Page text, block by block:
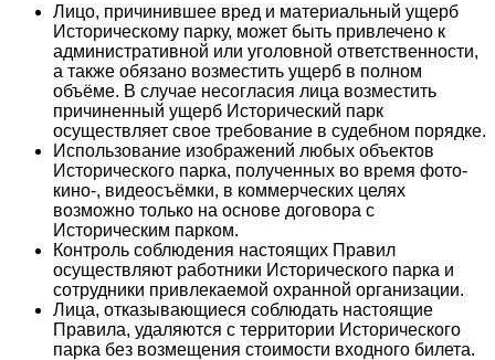
Лицо, причинившее вред и материальный ущерб
Историческому парку, может быть привлечено к
административной или уголовной ответственности,
а также обязано возместить ущерб в полном
объёме. В случае несогласия лица возместить
причиненный ущерб Исторический парк
осуществляет свое требование в судебном порядке.
Использование изображений любых объектов
Исторического парка, полученных во время фото-
кино-, видеосъёмки, в коммерческих целях
возможно только на основе договора с
Историческим парком.
Контроль соблюдения настоящих Правил
осуществляют работники Исторического парка и
сотрудники привлекаемой охранной организации.
Лица, отказывающиеся соблюдать настоящие
Правила, удаляются с территории Исторического
парка без возмещения стоимости входного билета.